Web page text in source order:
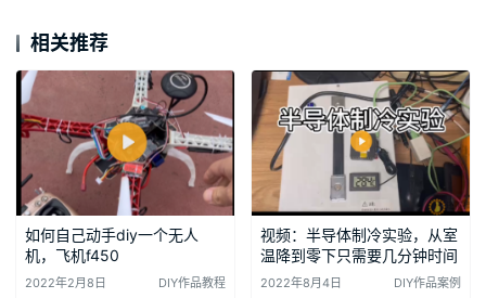
相关推荐
如何自己动手diy一个无人
机，飞机f450
2022年2月8日 DIY作品教程
视频：半导体制冷实验，从室
温降到零下只需要几分钟时间
2022年8月4日 DIY作品案例